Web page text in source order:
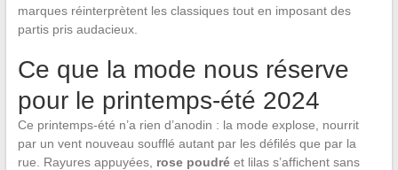
marques réinterprètent les classiques tout en imposant des
partis pris audacieux.
Ce que la mode nous réserve
pour le printemps-été 2024
Ce printemps-été n’a rien d’anodin : la mode explose, nourrit
par un vent nouveau soufflé autant par les défilés que par la
rue. Rayures appuyées, rose poudréet lilas s’affichent sans